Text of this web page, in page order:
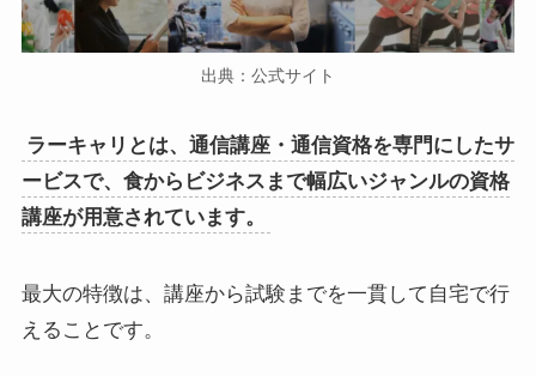
出典：公式サイト
ラーキャリとは、通信講座・通信資格を専門にしたサ
ービスで、食からビジネスまで幅広いジャンルの資格
講座が用意されています。
最大の特徴は、講座から試験までを一貫して自宅で行
えることです。